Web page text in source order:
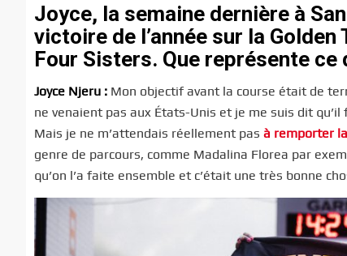
Joyce, la semaine dernière à
victoire de l’année sur la
Four Sisters. Que représente
Joyce Njeru : Mon objectif avant la course était de
ne venaient pas aux États-Unis et je me suis dit
Mais je ne m’attendais réellement pas à remporter
genre de parcours, comme Madalina Florea par
qu’on l’a faite ensemble et c’était une très bonne